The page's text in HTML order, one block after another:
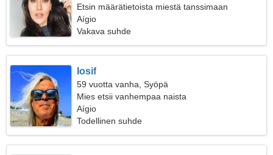
Etsin määrätietoista miestä tanssimaan
Aígio
Vakava suhde
Iosif
59 vuotta vanha, Syöpä
Mies etsii vanhempaa naista
Aígio
Todellinen suhde